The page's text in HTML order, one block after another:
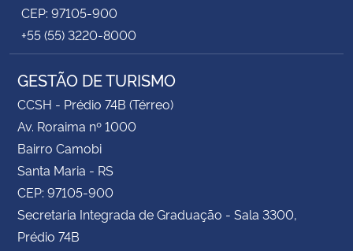
CEP: 97105-900
+55 (55) 3220-8000
GESTÃO DE TURISMO
CCSH - Prédio 74B (Térreo)
Av. Roraima nº 1000
Bairro Camobi
Santa Maria - RS
CEP: 97105-900
Secretaria Integrada de Graduação - Sala 3300,
Prédio 74B